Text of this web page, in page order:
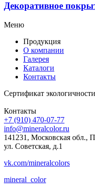
Декоративное
Меню
Продукция
О компании
Галерея
Каталоги
Контакты
Сертификат экологичности
Контакты
+7 (910) 470-07-77
info@mineralcolor.ru
141231, Московская обл.,
ул. Советская, д.1
vk.com/mineralcolors
mineral_color